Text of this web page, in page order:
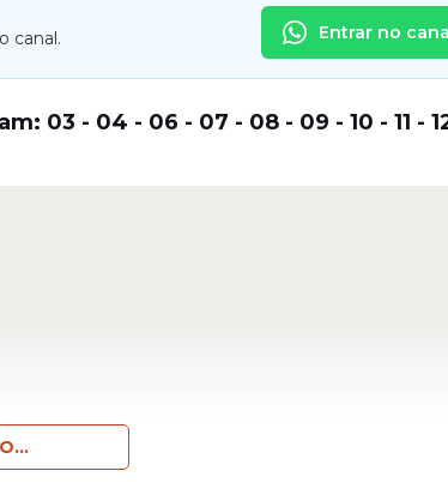
canal. Entrar no
03 - 04 - 06 - 07 - 08 - 09 - 10 - 11 -